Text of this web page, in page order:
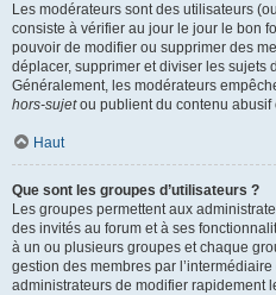
Les modérateurs sont des utilisateurs
consiste à vérifier au jour le jour le bon
pouvoir de modifier ou supprimer des
déplacer, supprimer et diviser les sujets
Généralement, les modérateurs
hors-sujetou publient du contenu abusif
Haut
Que sont les groupes d’utilisateurs ?
Les groupes permettent aux
des invités au forum et à ses
à un ou plusieurs groupes et chaque
gestion des membres par
administrateurs de modifier rapidement